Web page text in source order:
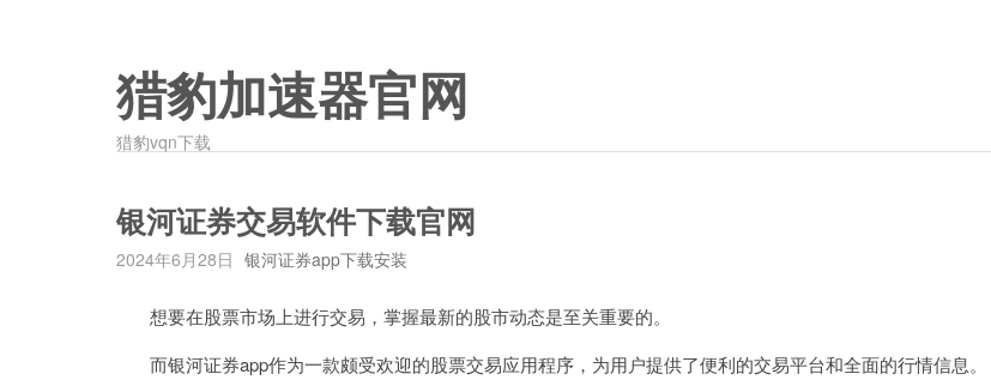
猎豹加速器官网
猎豹vqn下载
银河证券交易软件下载官网
2024年6月28日 银河证券app下载安装
想要在股票市场上进行交易，掌握最新的股市动态是至关重要的。
而银河证券app作为一款颇受欢迎的股票交易应用程序，为用户提供了便利的交易平台和全面的行情信息。